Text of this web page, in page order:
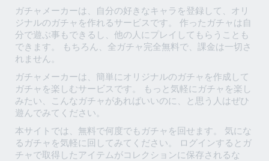
ガチャメーカーは、自分の好きなキャラを登録して、オリ
ジナルのガチャを作れるサービスです。 作ったガチャは自
分で遊ぶ事もできるし、他の人にプレイしてもらうことも
できます。 もちろん、全ガチャ完全無料で、課金は一切さ
れません。
ガチャメーカーは、簡単にオリジナルのガチャを作成して
ガチャを楽しむサービスです。 もっと気軽にガチャを楽し
みたい、こんなガチャがあればいいのに、と思う人はぜひ
遊んでみてください。
本サイトでは、無料で何度でもガチャを回せます。 気にな
るガチャを気軽に回してみてください。 ログインするとガ
チャで取得したアイテムがコレクションに保存されるな